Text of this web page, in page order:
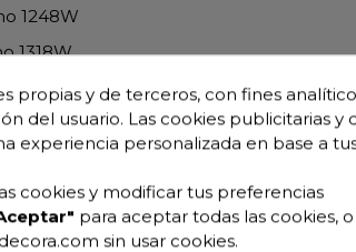
1248W
1318W
1345W
puntos de Iluminación LED 4000K
propias y de terceros, con fines
del usuario. Las cookies publicitarias y
experiencia personalizada en base a
cookies y modificar tus preferencias
para aceptar todas las cookies,
sin usar cookies.